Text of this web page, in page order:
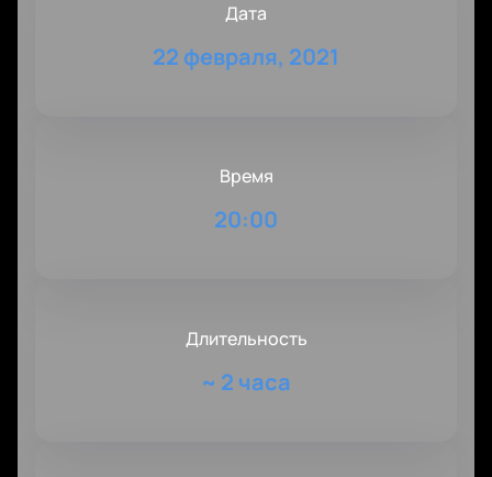
Дата
22 февраля, 2021
Время
20:00
Длительность
~ 2 часа